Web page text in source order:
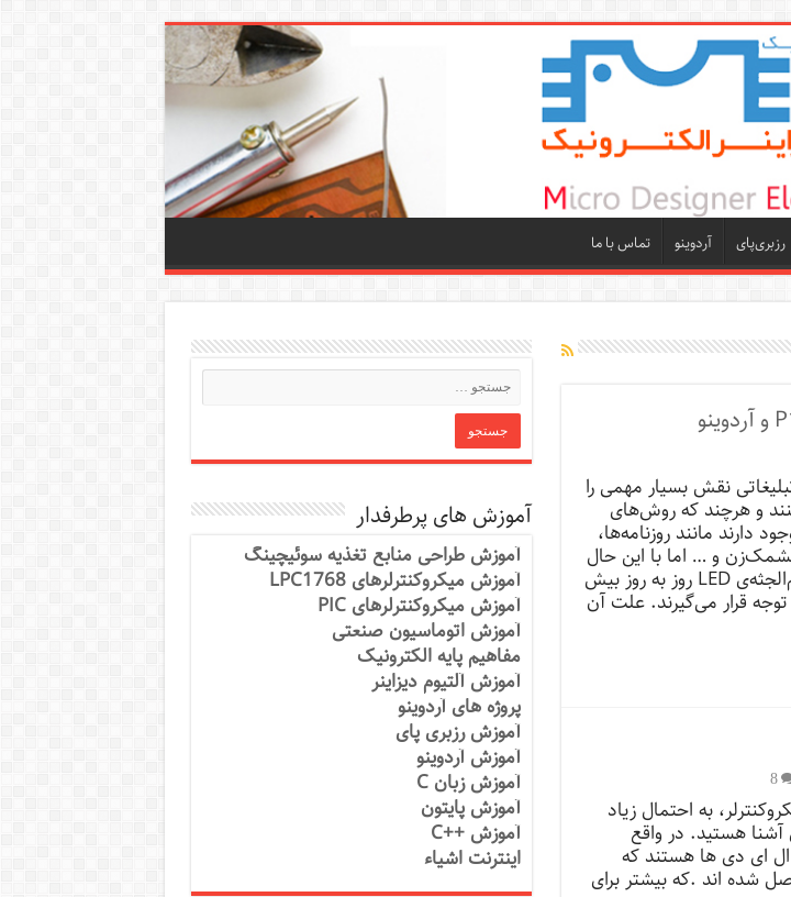
رزبری‌پای آردوینو تماس با ما
نقش بسیار مهمی را
و هرچند که روش‌های
دارند مانند روزنامه‌ها،
و … اما با این حال
این بیلبوردهای عظیم‌الجثه‌ی LED روز به روز بیش
قرار می‌گیرند. علت آن
8
به احتمال زیاد
هستید. در واقع
ال ای دی ها هستند که
شده اند .که بیشتر برای
آموزش های پرطرفدار
آموزش طراحی منابع تغذیه سوئیچینگ
آموزش میکروکنترلرهای LPC1768
آموزش میکروکنترلرهای PIC
آموزش اتوماسیون صنعتی
مفاهیم پایه الکترونیک
آموزش آلتیوم دیزاینر
پروژه های آردوینو
آموزش رزبری پای
آموزش آردوینو
آموزش زبان C
آموزش پایتون
آموزش ++C
اینترنت اشیاء